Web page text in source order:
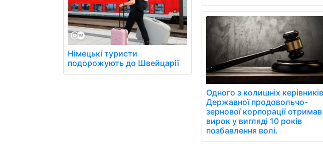
Німецькі туристи
подорожують до Швейцарії
Одного з колишніх керівників
Державної продовольчо-
зернової корпорації отримав
вирок у вигляді 10 років
позбавлення волі.